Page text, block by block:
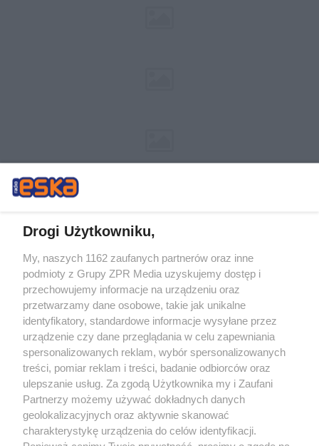
Żaden utwór zamieszczony w serwisie nie może być powielany i
rozpowszechniany lub dalej rozpowszechniany w jakikolwiek sposób (w
tym także elektroniczny lub mechaniczny) na jakimkolwiek polu
eksploatacji w jakiejkolwiek formie, włącznie z umieszczaniem w Internecie
bez pisemnej zgody właściciela praw. Jakiekolwiek użycie lub
wykorzystanie utworów w całości lub w części z naruszeniem prawa, tzn.
bez właściwej zgody, jest zabronione pod groźbą kary i może być ścigane
prawnie.
Drogi Użytkowniku,
My, naszych 1162 zaufanych partnerów oraz inne
podmioty z Grupy ZPR Media uzyskujemy dostęp i
przechowujemy informacje na urządzeniu oraz
przetwarzamy dane osobowe, takie jak unikalne
identyfikatory, standardowe informacje wysyłane przez
urządzenie czy dane przeglądania w celu zapewniania
spersonalizowanych reklam, wybór spersonalizowanych
treści, pomiar reklam i treści, badanie odbiorców oraz
ulepszanie usług. Za zgodą Użytkownika my i Zaufani
Partnerzy możemy używać dokładnych danych
geolokalizacyjnych oraz aktywnie skanować
charakterystykę urządzenia do celów identyfikacji.